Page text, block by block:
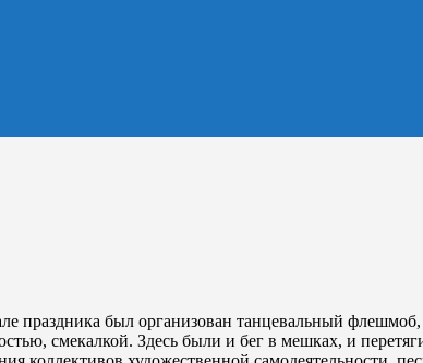
праздника был организован танцевальный
смекалкой. Здесь были и бег в мешках, и